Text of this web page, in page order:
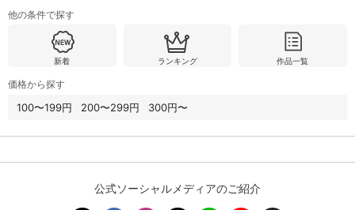
視聴年齢制限
サイト内で表示される作品の表示制限が可
能です。5段階の年齢区分から選択できま
視聴デバイス一覧
スマホなどでRakuten TVを視聴する際のデ
す。
他の条件で探す
新着 ランキング 作品一覧
価格から探す
100〜199円 200〜299円 300円〜
公式ソーシャルメディアのご紹介